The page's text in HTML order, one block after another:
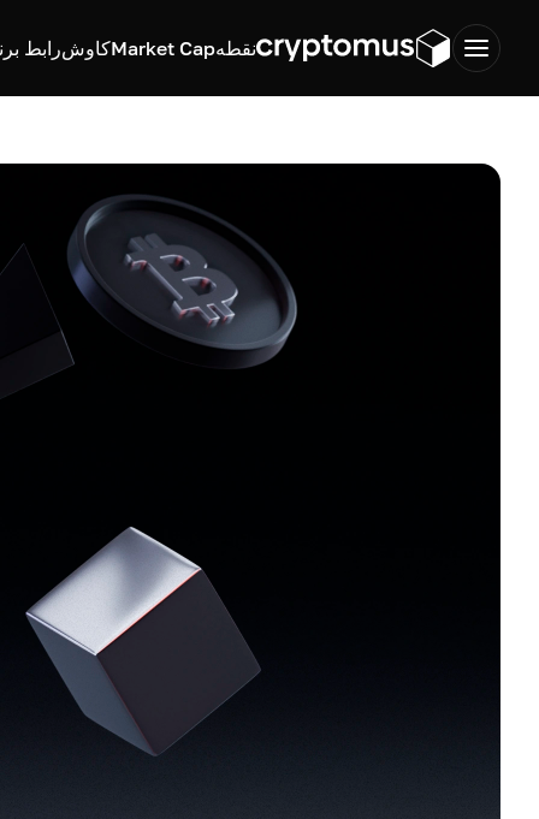
نقطهMarket Capکاوشرابط